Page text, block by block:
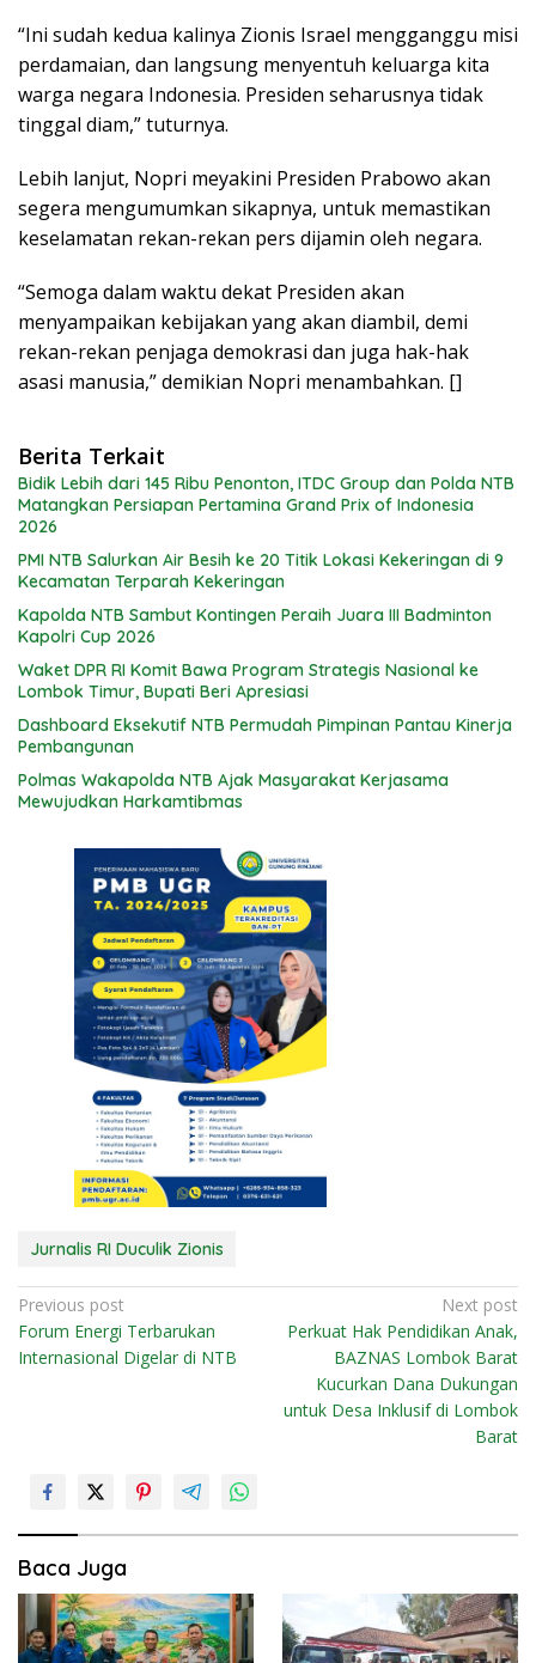
“Ini sudah kedua kalinya Zionis Israel mengganggu misi
perdamaian, dan langsung menyentuh keluarga kita
warga negara Indonesia. Presiden seharusnya tidak
tinggal diam,” tuturnya.
Lebih lanjut, Nopri meyakini Presiden Prabowo akan
segera mengumumkan sikapnya, untuk memastikan
keselamatan rekan-rekan pers dijamin oleh negara.
“Semoga dalam waktu dekat Presiden akan
menyampaikan kebijakan yang akan diambil, demi
rekan-rekan penjaga demokrasi dan juga hak-hak
asasi manusia,” demikian Nopri menambahkan. []
Berita Terkait
Bidik Lebih dari 145 Ribu Penonton, ITDC Group dan Polda NTB
Matangkan Persiapan Pertamina Grand Prix of Indonesia
2026
PMI NTB Salurkan Air Besih ke 20 Titik Lokasi Kekeringan di 9
Kecamatan Terparah Kekeringan
Kapolda NTB Sambut Kontingen Peraih Juara III Badminton
Kapolri Cup 2026
Waket DPR RI Komit Bawa Program Strategis Nasional ke
Lombok Timur, Bupati Beri Apresiasi
Dashboard Eksekutif NTB Permudah Pimpinan Pantau Kinerja
Pembangunan
Polmas Wakapolda NTB Ajak Masyarakat Kerjasama
Mewujudkan Harkamtibmas
Jurnalis RI Duculik Zionis
N
a
i
p
o
s
Previous post
Forum Energi Terbarukan
Internasional Digelar di NTB
Next post
Perkuat Hak Pendidikan Anak,
BAZNAS Lombok Barat
Kucurkan Dana Dukungan
untuk Desa Inklusif di Lombok
Barat
Baca Juga